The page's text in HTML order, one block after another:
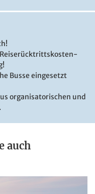
Busse eingesetzt
organisatorischen und
auch